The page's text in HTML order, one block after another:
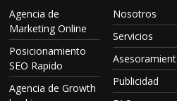
Agencia de
Marketing Online
Posicionamiento
SEO Rapido
Agencia de Growth
Nosotros
Servicios
Publicidad